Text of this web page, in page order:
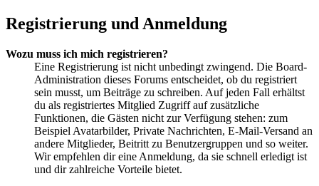
Registrierung und Anmeldung
Wozu muss ich mich registrieren?
Eine Registrierung ist nicht unbedingt zwingend. Die Board-
Administration dieses Forums entscheidet, ob du registriert
sein musst, um Beiträge zu schreiben. Auf jeden Fall erhältst
du als registriertes Mitglied Zugriff auf zusätzliche
Funktionen, die Gästen nicht zur Verfügung stehen: zum
Beispiel Avatarbilder, Private Nachrichten, E-Mail-Versand an
andere Mitglieder, Beitritt zu Benutzergruppen und so weiter.
Wir empfehlen dir eine Anmeldung, da sie schnell erledigt ist
und dir zahlreiche Vorteile bietet.